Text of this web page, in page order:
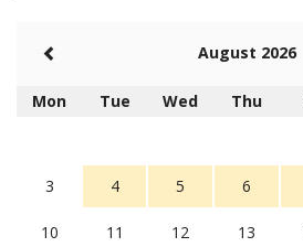
Rambu (rambu03@gmail.com)
Berita Polres Sumba Barat Mantap
5 tahun Yang lalu
August 2026
Mon Tue Wed Thu
3 4 5 6
10 11 12 13